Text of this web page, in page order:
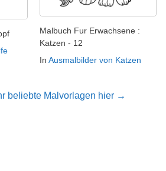
Malbuch Fur Erwachsene :
Katzen - 12
In Ausmalbilder von Katzen
beliebte Malvorlagen hier →